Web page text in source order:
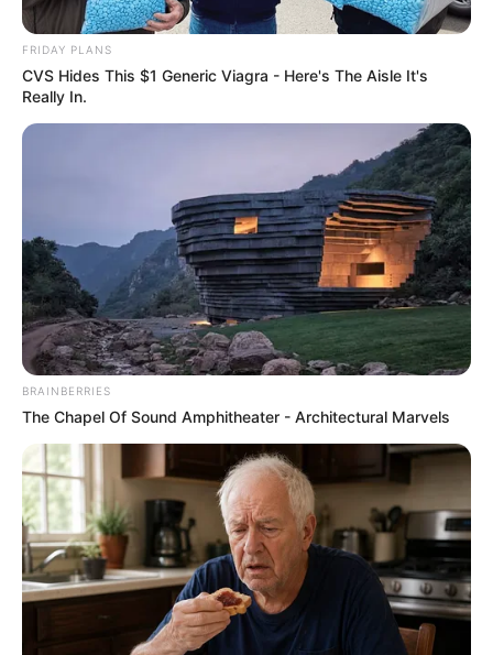
Posted
in
Friss hírek
Ő lehet az új köztársasági elnök,
amint lemondatják Sulyok
bySzerző April 18, 2026
FRIDAY PLANS
CVS Hides This $1 Generic Viagra - Here's The Aisle It's
Really In.
BRAINBERRIES
The Chapel Of Sound Amphitheater - Architectural Marvels